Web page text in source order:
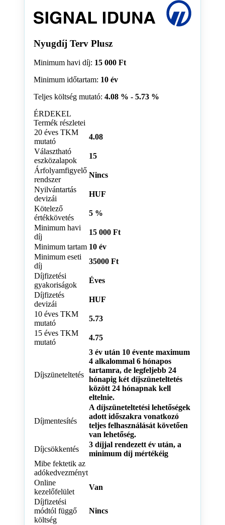
Nyugdíj Terv Plusz
Minimum havi díj: 15 000 Ft
Minimum időtartam: 10 év
Teljes költség mutató: 4.08 % - 5.73 %
ÉRDEKEL
Termék részletei
20 éves TKM
mutató
4.08
Választható
eszközalapok
15
Árfolyamfigyelő
rendszer
Nincs
Nyilvántartás
devizái
HUF
Kötelező
értékkövetés
5 %
Minimum havi
díj
15 000 Ft
Minimum tartam 10 év
Minimum eseti
díj
35000 Ft
Díjfizetési
gyakoriságok
Éves
Díjfizetés
devizái
HUF
10 éves TKM
mutató
5.73
15 éves TKM
mutató
4.75
Díjszüneteltetés
3 év után 10 évente maximum
4 alkalommal 6 hónapos
tartamra, de legfeljebb 24
hónapig két díjszüneteltetés
között 24 hónapnak kell
eltelnie.
Díjmentesítés
A díjszüneteltetési lehetőségek
adott időszakra vonatkozó
teljes felhasználását követően
van lehetőség.
Díjcsökkentés
3 díjjal rendezett év után, a
minimum díj mértékéig
Mibe fektetik az
adókedvezményt
Online
kezelőfelület
Van
Díjfizetési
módtól függő
költség
Nincs